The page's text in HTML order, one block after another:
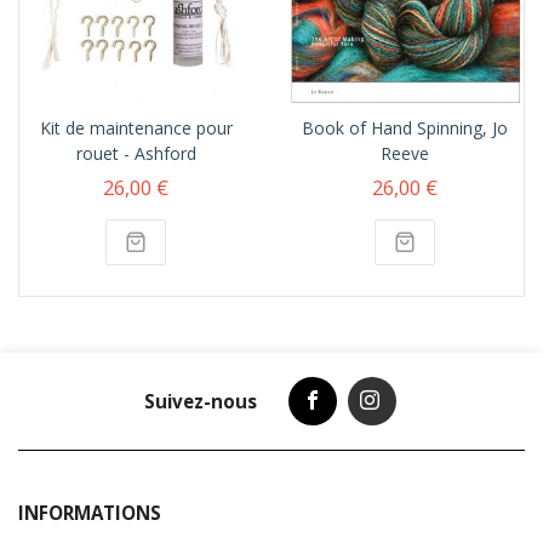
Kit de maintenance pour
rouet - Ashford
26,00 €
Book of Hand Spinning, Jo
Reeve
26,00 €
Suivez-nous
INFORMATIONS